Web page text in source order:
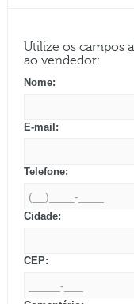
Utilize os campos
ao vendedor:
Nome:
E-mail:
Telefone:
Cidade:
CEP: